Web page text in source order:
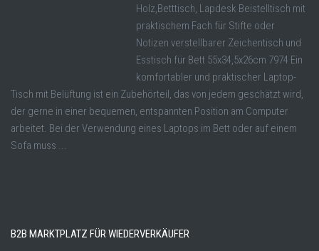
Holz,Betttisch, Lapdesk Beistelltisch mit
praktischem Fach für Stifte oder
Notizen verstellbarer Zeichentisch und
Esstisch für Bett 55x34,5x26cm 7974 Ein
komfortabler und praktischer Laptop-
Tisch mit Belüftung ist ein Zubehörteil, das von jedem geschätzt wird,
der gerne in einer bequemen, entspannten Position am Computer
arbeitet. Bei der Verwendung eines Laptops im Bett oder auf einem
Sofa muss ...
B2B MARKTPLATZ FÜR WIEDERVERKÄUFER